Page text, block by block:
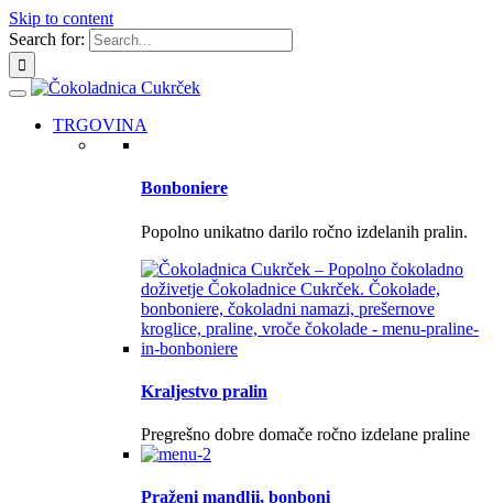
Skip to content
Search for:
TRGOVINA
Bonboniere
Popolno unikatno darilo ročno izdelanih pralin.
Kraljestvo pralin
Pregrešno dobre domače ročno izdelane praline
Praženi mandlji, bonboni